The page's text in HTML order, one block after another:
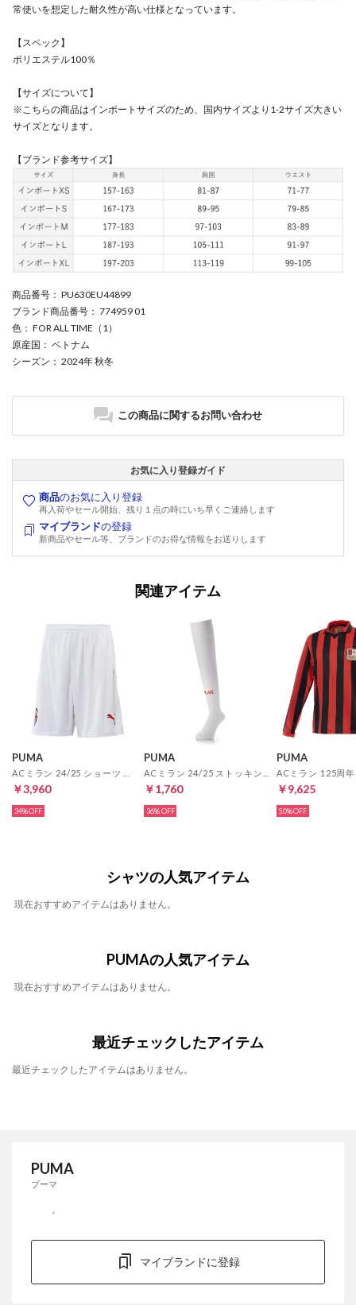
常使いを想定した耐久性が高い仕様となっています。
【スペック】
ポリエステル100％
【サイズについて】
※こちらの商品はインポートサイズのため、国内サイズより1-2サイズ大きい
サイズとなります。
【ブランド参考サイズ】
商品番号 ： PU630EU44899
ブランド商品番号 ： 774959 01
色 ： FOR ALL TIME（1）
原産国 ： ベトナム
シーズン ： 2024年 秋冬
この商品に関するお問い合わせ
お気に入り登録ガイド
商品のお気に入り登録
再入荷やセール開始、残り１点の時にいち早くご連絡します
マイブランドの登録
新商品やセール等、ブランドのお得な情報をお送りします
関連アイテム
PUMA
￥3,960
34%
PUMA
￥1,760
36%
PUMA
￥9,625
50%
シャツの人気アイテム
現在おすすめアイテムはありません。
PUMAの人気アイテム
現在おすすめアイテムはありません。
最近チェックしたアイテム
最近チェックしたアイテムはありません。
PUMA
プーマ
マイブランドに登録